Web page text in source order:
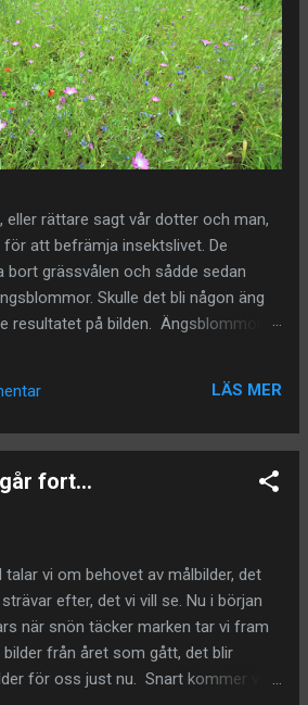
eller rättare sagt vår dotter och man,
att befrämja insektslivet. De
bort grässvålen och sådde sedan
Skulle det bli någon äng
resultatet på bilden. Ängsblommor
ängsblommorna och de
Detta var en yta som bestod av en
jordyta som sedan invaderades av
bilden. Allt detta blev till ett verkligt
en programserie på SVT som heter
Om den fortfarande ligger kvar på
blev en ögonöppnare och en stark
genomfördes ett stort projekt
mångfald. So...
LÄS MER
fort...
talar vi om behovet av målbilder, det
efter, det vi vill se. Nu i början
när snön täcker marken tar vi fram
bilder från året som gått, det blir
för oss just nu. Snart kommer vi